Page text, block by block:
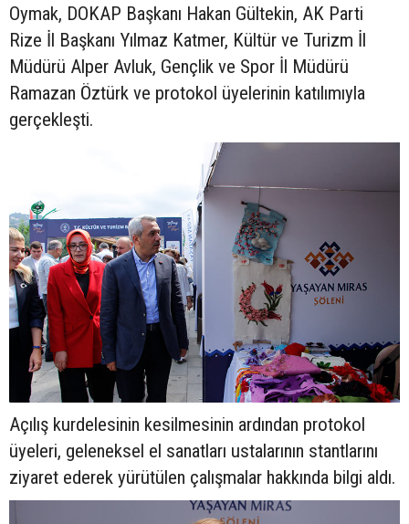
Oymak, DOKAP Başkanı Hakan Gültekin, AK Parti
Rize İl Başkanı Yılmaz Katmer, Kültür ve Turizm İl
Müdürü Alper Avluk, Gençlik ve Spor İl Müdürü
Ramazan Öztürk ve protokol üyelerinin katılımıyla
gerçekleşti.
Açılış kurdelesinin kesilmesinin ardından protokol
üyeleri, geleneksel el sanatları ustalarının stantlarını
ziyaret ederek yürütülen çalışmalar hakkında bilgi aldı.